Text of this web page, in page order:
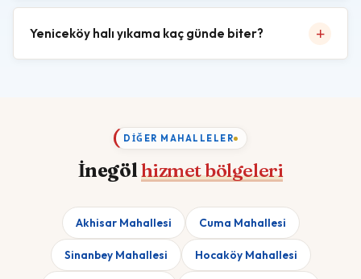
Yeniceköy halı yıkama kaç günde biter?
DIĞER MAHALLELER
İnegölhizmet bölgeleri
Akhisar Mahallesi Cuma Mahallesi
Sinanbey Mahallesi Hocaköy Mahallesi